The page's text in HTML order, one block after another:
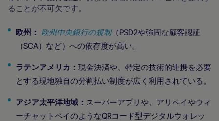
ることが不可欠です。
欧州： 欧州中央銀行の規制（PSD2や強固な顧客認証
（SCA）など）への依存度が高い。
ラテンアメリカ： 現金決済や、特定の技術的連携を必要
とする現地独自の分割払い制度が広く利用されている。
アジア太平洋地域： スーパーアプリや、アリペイやウィ
ーチャットペイのようなQRコード型デジタルウォレッ